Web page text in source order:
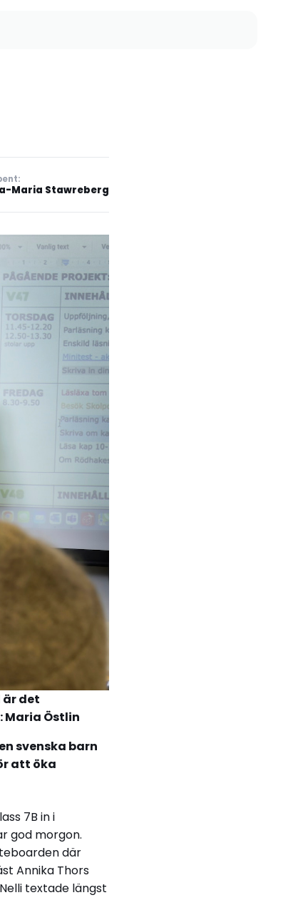
Maria Stawreberg
det
Maria Östlin
svenska barn
att öka
7B in i
god morgon.
där
Annika Thors
textade längst